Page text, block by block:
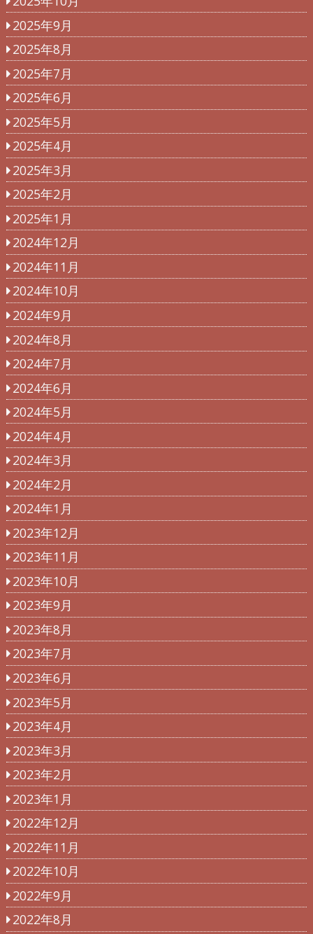
2025年9月
2025年8月
2025年7月
2025年6月
2025年5月
2025年4月
2025年3月
2025年2月
2025年1月
2024年12月
2024年11月
2024年10月
2024年9月
2024年8月
2024年7月
2024年6月
2024年5月
2024年4月
2024年3月
2024年2月
2024年1月
2023年12月
2023年11月
2023年10月
2023年9月
2023年8月
2023年7月
2023年6月
2023年5月
2023年4月
2023年3月
2023年2月
2023年1月
2022年12月
2022年11月
2022年10月
2022年9月
2022年8月